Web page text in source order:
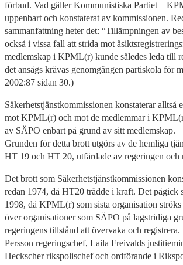
förbud. Vad gäller Kommunistiska Partiet –
uppenbart och konstaterat av kommissionen.
sammanfattning heter det: “Tillämpningen av
också i vissa fall att strida mot
medlemskap i KPML(r) kunde således leda till
det ansågs krävas genomgången partiskola för
2002:87 sidan 30.)
Säkerhetstjänstkommissionen konstaterar alltså
mot KPML(r) och mot de medlemmar i
av SÄPO enbart på grund av sitt medlemskap.
Grunden för detta brott utgörs av de hemliga
HT 19 och HT 20, utfärdade av regeringen och
Det brott som Säkerhetstjänstkommissionen
redan 1974, då HT20 trädde i kraft. Det pågick
1998, då KPML(r) som sista organisation
över organisationer som SÄPO på lagstridiga
regeringens tillstånd att övervaka och
Persson regeringschef, Laila Freivalds
Heckscher rikspolischef och ordförande i